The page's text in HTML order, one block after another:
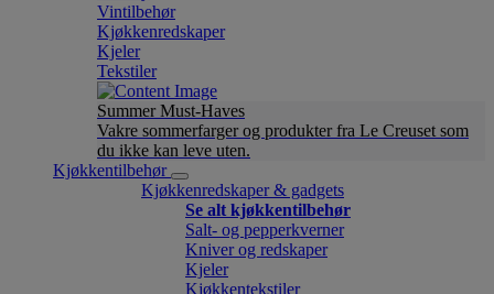
Vintilbehør
Kjøkkenredskaper
Kjeler
Tekstiler
Summer Must-Haves
Vakre sommerfarger og produkter fra Le Creuset som
du ikke kan leve uten.
Kjøkkentilbehør
Kjøkkenredskaper & gadgets
Se alt kjøkkentilbehør
Salt- og pepperkverner
Kniver og redskaper
Kjeler
Kjøkkentekstiler